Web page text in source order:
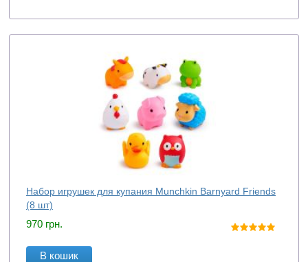
Набор игрушек для купания Munchkin Barnyard Friends
(8 шт)
970 грн.
В кошик